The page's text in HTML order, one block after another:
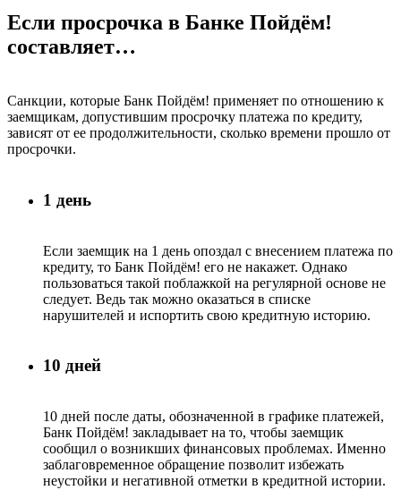
Если просрочка в Банке Пойдём!
составляет…
Санкции, которые Банк Пойдём! применяет по отношению к
заемщикам, допустившим просрочку платежа по кредиту,
зависят от ее продолжительности, сколько времени прошло от
просрочки.
1 день
Если заемщик на 1 день опоздал с внесением платежа по
кредиту, то Банк Пойдём! его не накажет. Однако
пользоваться такой поблажкой на регулярной основе не
следует. Ведь так можно оказаться в списке
нарушителей и испортить свою кредитную историю.
10 дней
10 дней после даты, обозначенной в графике платежей,
Банк Пойдём! закладывает на то, чтобы заемщик
сообщил о возникших финансовых проблемах. Именно
заблаговременное обращение позволит избежать
неустойки и негативной отметки в кредитной истории.